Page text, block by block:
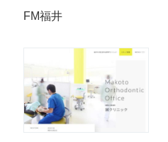
FM福井